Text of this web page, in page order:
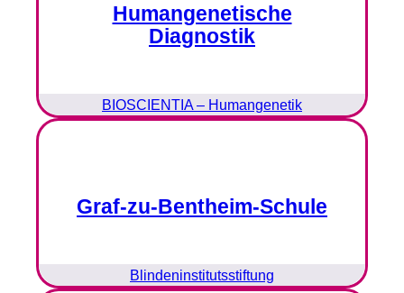
Humangenetische
Diagnostik
BIOSCIENTIA – Humangenetik
Graf-zu-Bentheim-Schule
Blindeninstitutsstiftung